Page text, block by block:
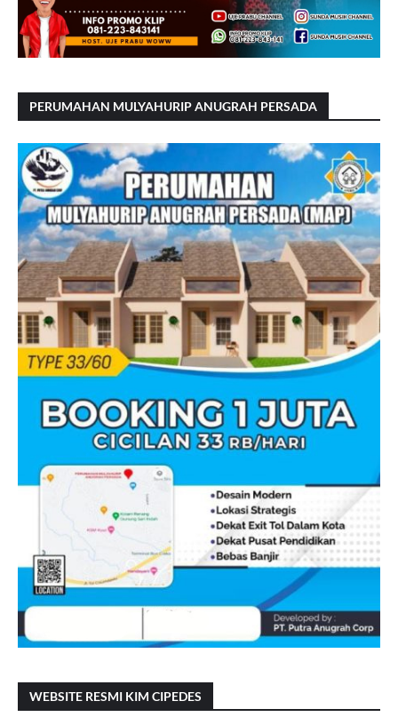
PERUMAHAN MULYAHURIP ANUGRAH PERSADA
WEBSITE RESMI KIM CIPEDES